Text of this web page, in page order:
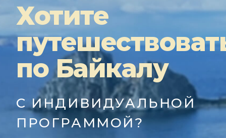
Хотите
по Байкалу
С ИНДИВИДУАЛЬНОЙ
ПРОГРАММОЙ?